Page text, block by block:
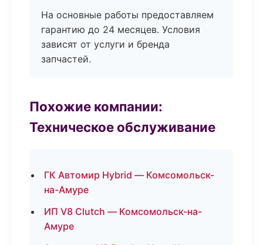
На основные работы предоставляем
гарантию до 24 месяцев. Условия
зависят от услуги и бренда
запчастей.
Похожие компании:
Техническое обслуживание
ГК Автомир Hybrid — Комсомольск-
на-Амуре
ИП V8 Clutch — Комсомольск-на-
Амуре